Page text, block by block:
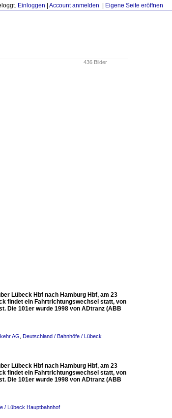
Einloggen Account anmelden Eigene Seite eröffnen
436 Bilder
Lübeck Hbf nach Hamburg Hbf, am 23
findet ein Fahrtrichtungswechsel statt, von
Die 101er wurde 1998 von ADtranz (ABB
AG Deutschland / Bahnhöfe / Lübeck
Lübeck Hbf nach Hamburg Hbf, am 23
findet ein Fahrtrichtungswechsel statt, von
Die 101er wurde 1998 von ADtranz (ABB
/ Lübeck Hauptbahnhof